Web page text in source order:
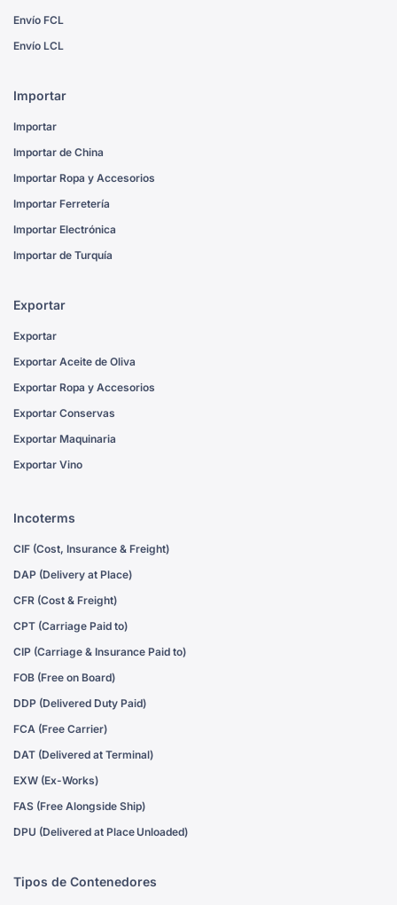
Envío FCL
Envío LCL
Importar
Importar
Importar de China
Importar Ropa y Accesorios
Importar Ferretería
Importar Electrónica
Importar de Turquía
Exportar
Exportar
Exportar Aceite de Oliva
Exportar Ropa y Accesorios
Exportar Conservas
Exportar Maquinaria
Exportar Vino
Incoterms
CIF (Cost, Insurance & Freight)
DAP (Delivery at Place)
CFR (Cost & Freight)
CPT (Carriage Paid to)
CIP (Carriage & Insurance Paid to)
FOB (Free on Board)
DDP (Delivered Duty Paid)
FCA (Free Carrier)
DAT (Delivered at Terminal)
EXW (Ex-Works)
FAS (Free Alongside Ship)
DPU (Delivered at Place Unloaded)
Tipos de Contenedores